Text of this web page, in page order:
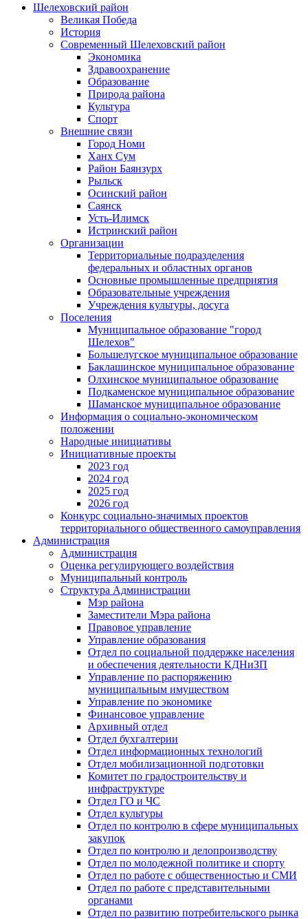
Шелеховский район
Великая Победа
История
Современный Шелеховский район
Экономика
Здравоохранение
Образование
Природа района
Культура
Спорт
Внешние связи
Город Номи
Ханх Сум
Район Баянзурх
Рыльск
Осинский район
Саянск
Усть-Илимск
Истринский район
Организации
Территориальные подразделения
федеральных и областных органов
Основные промышленные предприятия
Образовательные учреждения
Учреждения культуры, досуга
Поселения
Муниципальное образование "город
Шелехов"
Большелугское муниципальное образование
Баклашинское муниципальное образование
Олхинское муниципальное образование
Подкаменское муниципальное образование
Шаманское муниципальное образование
Информация о социально-экономическом
положении
Народные инициативы
Инициативные проекты
2023 год
2024 год
2025 год
2026 год
Конкурс социально-значимых проектов
территориального общественного самоуправления
Администрация
Администрация
Оценка регулирующего воздействия
Муниципальный контроль
Структура Администрации
Мэр района
Заместители Мэра района
Правовое управление
Управление образования
Отдел по социальной поддержке населения
и обеспечения деятельности КДНиЗП
Управление по распоряжению
муниципальным имуществом
Управление по экономике
Финансовое управление
Архивный отдел
Отдел бухгалтерии
Отдел информационных технологий
Отдел мобилизационной подготовки
Комитет по градостроительству и
инфраструктуре
Отдел ГО и ЧС
Отдел культуры
Отдел по контролю в сфере муниципальных
закупок
Отдел по контролю и делопроизводству
Отдел по молодежной политике и спорту
Отдел по работе с общественностью и СМИ
Отдел по работе с представительными
органами
Отдел по развитию потребительского рынка